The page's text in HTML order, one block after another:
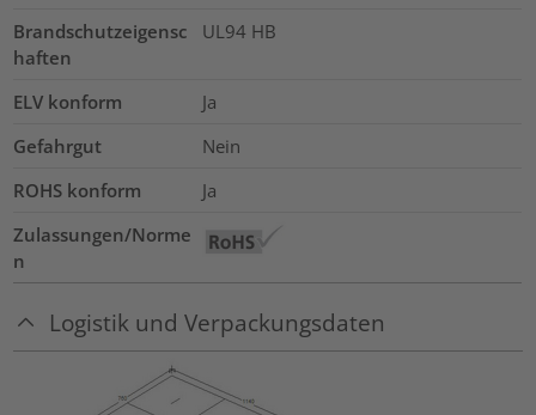
Brandschutzeigensc
haften
UL94 HB
ELV konform
Ja
Gefahrgut
Nein
ROHS konform
Ja
Zulassungen/Norme
n
Logistik und Verpackungsdaten